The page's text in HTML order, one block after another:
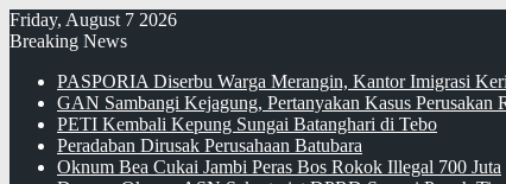
Friday, August 7 2026
Breaking News
PASPORIA Diserbu Warga Merangin, Kantor Imigrasi
GAN Sambangi Kejagung, Pertanyakan Kasus Perusakan
PETI Kembali Kepung Sungai Batanghari di Tebo
Peradaban Dirusak Perusahaan Batubara
Oknum Bea Cukai Jambi Peras Bos Rokok Illegal 700 Juta